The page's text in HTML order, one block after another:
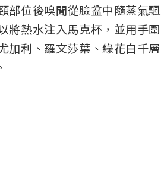
部位後嗅聞從臉盆中隨蒸氣飄
將熱水注入馬克杯，並用手
加利、羅文莎葉、綠花白千